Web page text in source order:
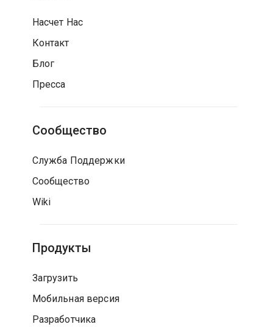
Насчет Нас
Контакт
Блог
Пресса
Сообщество
Служба Поддержки
Сообщество
Wiki
Продукты
Загрузить
Мобильная версия
Разработчика